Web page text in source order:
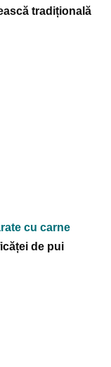
tradițională
cu carne
de pui